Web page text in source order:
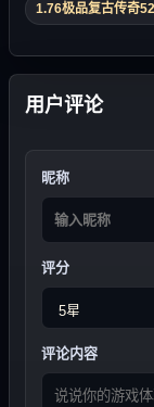
1.76极品复古传奇
用户评论
昵称
评分
评论内容